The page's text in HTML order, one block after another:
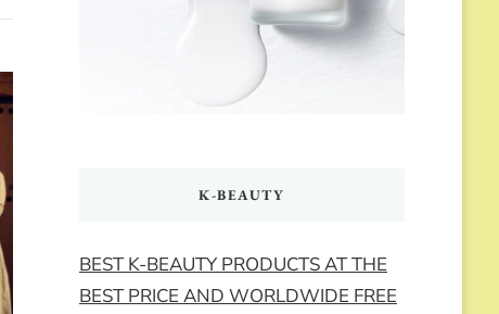
K-BEAUTY
BEST K-BEAUTY PRODUCTS AT THE
BEST PRICE AND WORLDWIDE FREE